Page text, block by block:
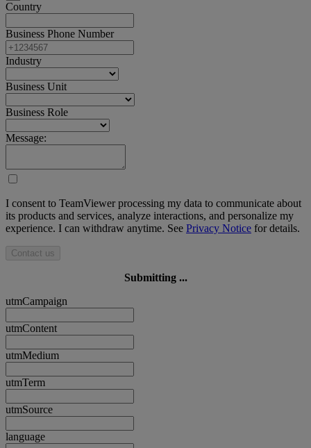
Country
Business Phone Number
Industry
Business Unit
Business Role
Message:
I consent to TeamViewer processing my data to communicate about
its products and services, analyze interactions, and personalize my
experience. I can withdraw anytime. See Privacy Notice for details.
Contact us
Submitting ...
utmCampaign
utmContent
utmMedium
utmTerm
utmSource
language